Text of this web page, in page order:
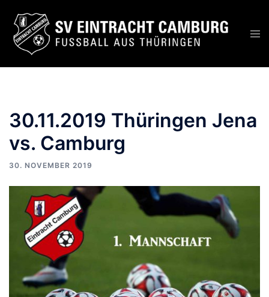
Inhalt
springen
30.11.2019 Thüringen Jena
vs. Camburg
30. NOVEMBER 2019